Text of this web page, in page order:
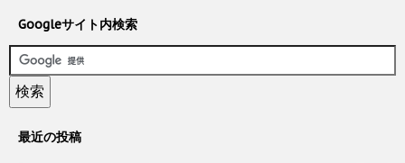
Googleサイト内検索
最近の投稿